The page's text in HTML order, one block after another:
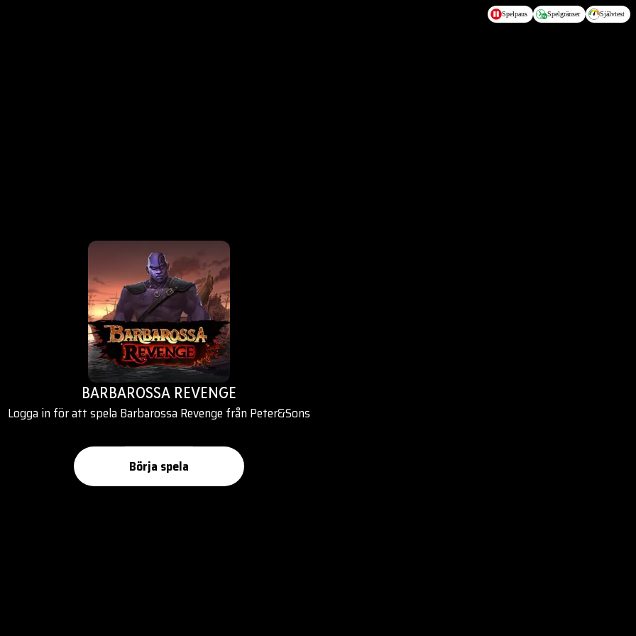
Spelpaus Spelgränser Självtest
BARBAROSSA REVENGE
Logga in för att spela Barbarossa Revenge från Peter&Sons
Börja spela